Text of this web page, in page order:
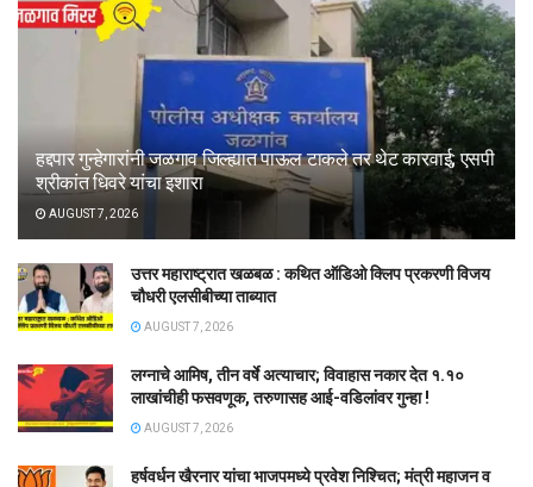
हद्दपार गुन्हेगारांनी जळगाव जिल्ह्यात पाऊल टाकले तर थेट कारवाई; एसपी
श्रीकांत धिवरे यांचा इशारा
AUGUST 7, 2026
उत्तर महाराष्ट्रात खळबळ : कथित ऑडिओ क्लिप प्रकरणी विजय
चौधरी एलसीबीच्या ताब्यात
AUGUST 7, 2026
लग्नाचे आमिष, तीन वर्षे अत्याचार; विवाहास नकार देत १.१०
लाखांचीही फसवणूक, तरुणासह आई-वडिलांवर गुन्हा !
AUGUST 7, 2026
हर्षवर्धन खैरनार यांचा भाजपमध्ये प्रवेश निश्चित; मंत्री महाजन व